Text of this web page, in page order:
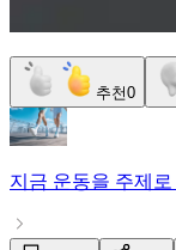
추천0
지금 운동을 주제로